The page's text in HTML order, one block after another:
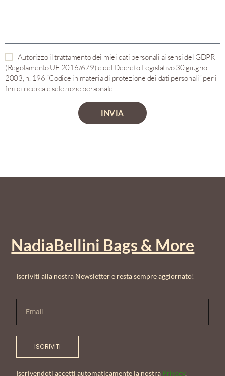
Autorizzo il trattamento dei miei dati personali ai sensi del GDPR
(Regolamento UE 2016/679) e del Decreto Legislativo 30 giugno
2003, n. 196 “Codice in materia di protezione dei dati personali” per i
fini di ricerca e selezione personale
INVIA
NadiaBellini Bags & More
Iscriviti alla nostra Newsletter e resta sempre aggiornato!
ISCRIVITI
Iscrivendoti accetti automaticamente la nostra Privacy.